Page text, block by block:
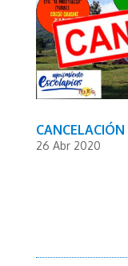
26 Abr 2020